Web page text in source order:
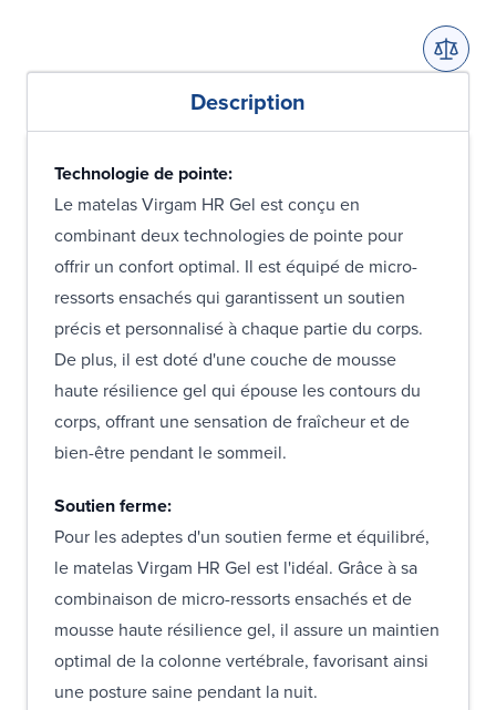
Description
Technologie de pointe:
Le matelas Virgam HR Gel est conçu en
combinant deux technologies de pointe pour
offrir un confort optimal. Il est équipé de micro-
ressorts ensachés qui garantissent un soutien
précis et personnalisé à chaque partie du corps.
De plus, il est doté d'une couche de mousse
haute résilience gel qui épouse les contours du
corps, offrant une sensation de fraîcheur et de
bien-être pendant le sommeil.
Soutien ferme:
Pour les adeptes d'un soutien ferme et équilibré,
le matelas Virgam HR Gel est l'idéal. Grâce à sa
combinaison de micro-ressorts ensachés et de
mousse haute résilience gel, il assure un maintien
optimal de la colonne vertébrale, favorisant ainsi
une posture saine pendant la nuit.